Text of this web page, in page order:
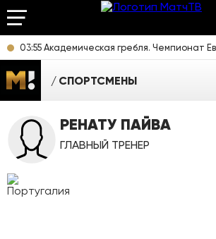
СПОРТСМЕНЫ
РЕНАТУ ПАЙВА
ГЛАВНЫЙ ТРЕНЕР